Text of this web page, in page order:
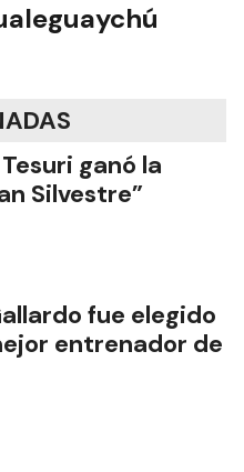
ganó la
Silvestre”
fue elegido
entrenador de